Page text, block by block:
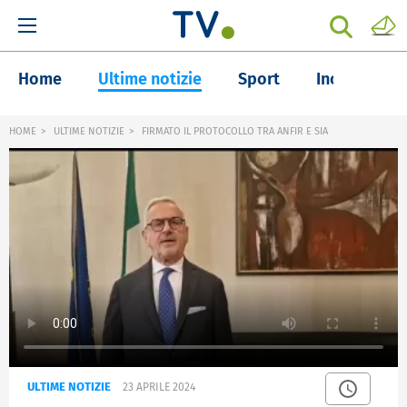
Home Ultime notizie Sport Inchieste
HOME ULTIME NOTIZIE FIRMATO IL PROTOCOLLO TRA ANFIR E SIA
ULTIME NOTIZIE 23 APRILE 2024